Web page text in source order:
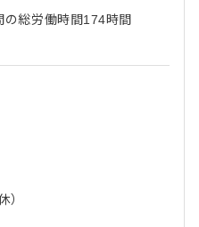
総労働時間174時間
）